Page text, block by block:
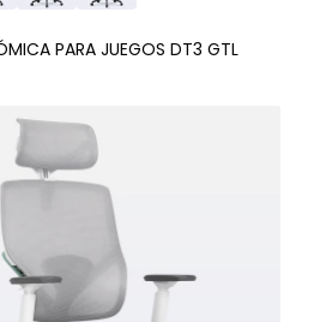
PARA JUEGOS DT3 GTL